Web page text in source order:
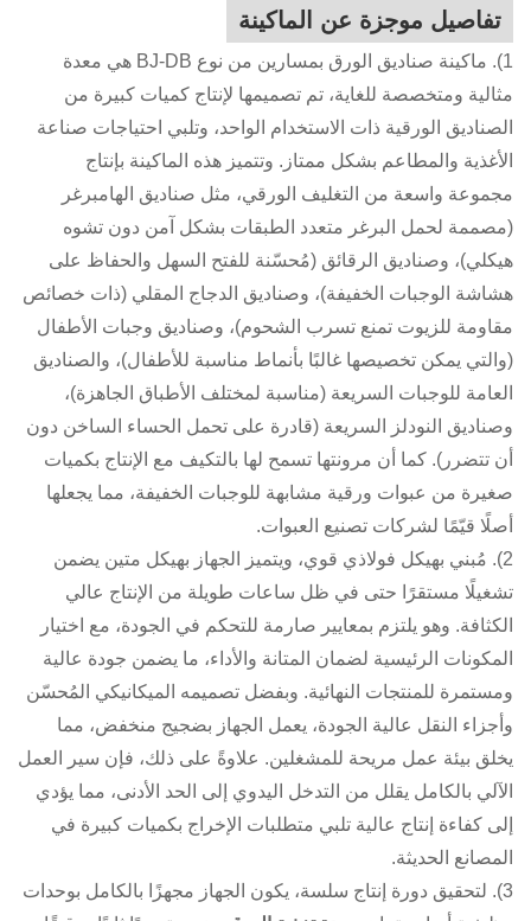
تفاصيل موجزة عن الماكينة
1). ماكينة صناديق الورق بمسارين من نوع BJ-DB هي معدة
مثالية ومتخصصة للغاية، تم تصميمها لإنتاج كميات كبيرة من
الصناديق الورقية ذات الاستخدام الواحد، وتلبي احتياجات صناعة
الأغذية والمطاعم بشكل ممتاز. وتتميز هذه الماكينة بإنتاج
مجموعة واسعة من التغليف الورقي، مثل صناديق الهامبرغر
(مصممة لحمل البرغر متعدد الطبقات بشكل آمن دون تشوه
هيكلي)، وصناديق الرقائق (مُحسّنة للفتح السهل والحفاظ على
هشاشة الوجبات الخفيفة)، وصناديق الدجاج المقلي (ذات خصائص
مقاومة للزيوت تمنع تسرب الشحوم)، وصناديق وجبات الأطفال
(والتي يمكن تخصيصها غالبًا بأنماط مناسبة للأطفال)، والصناديق
العامة للوجبات السريعة (مناسبة لمختلف الأطباق الجاهزة)،
وصناديق النودلز السريعة (قادرة على تحمل الحساء الساخن دون
أن تتضرر). كما أن مرونتها تسمح لها بالتكيف مع الإنتاج بكميات
صغيرة من عبوات ورقية مشابهة للوجبات الخفيفة، مما يجعلها
أصلًا قيّمًا لشركات تصنيع العبوات.
2). مُبني بهيكل فولاذي قوي، ويتميز الجهاز بهيكل متين يضمن
تشغيلًا مستقرًا حتى في ظل ساعات طويلة من الإنتاج عالي
الكثافة. وهو يلتزم بمعايير صارمة للتحكم في الجودة، مع اختيار
المكونات الرئيسية لضمان المتانة والأداء، ما يضمن جودة عالية
ومستمرة للمنتجات النهائية. وبفضل تصميمه الميكانيكي المُحسّن
وأجزاء النقل عالية الجودة، يعمل الجهاز بضجيج منخفض، مما
يخلق بيئة عمل مريحة للمشغلين. علاوةً على ذلك، فإن سير العمل
الآلي بالكامل يقلل من التدخل اليدوي إلى الحد الأدنى، مما يؤدي
إلى كفاءة إنتاج عالية تلبي متطلبات الإخراج بكميات كبيرة في
المصانع الحديثة.
3). لتحقيق دورة إنتاج سلسة، يكون الجهاز مجهزًا بالكامل بوحدات